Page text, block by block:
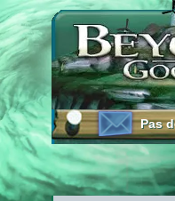
Pas
Pas